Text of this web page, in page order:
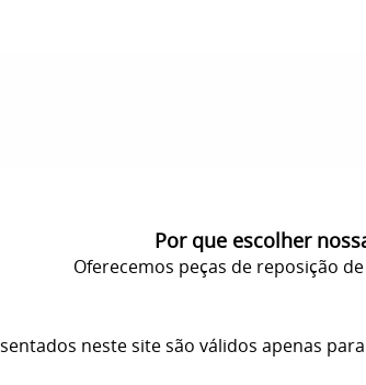
Por que escolher
Oferecemos peças de reposição
neste site são válidos apenas